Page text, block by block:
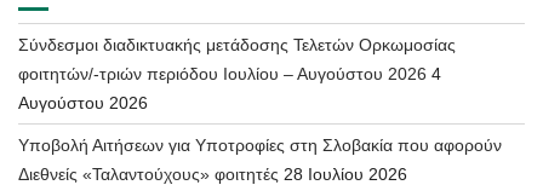
Σύνδεσμοι διαδικτυακής μετάδοσης Τελετών Ορκωμοσίας
φοιτητών/-τριών περιόδου Ιουλίου – Αυγούστου 2026 4
Αυγούστου 2026
Υποβολή Αιτήσεων για Υποτροφίες στη Σλοβακία που αφορούν
Διεθνείς «Ταλαντούχους» φοιτητές 28 Ιουλίου 2026